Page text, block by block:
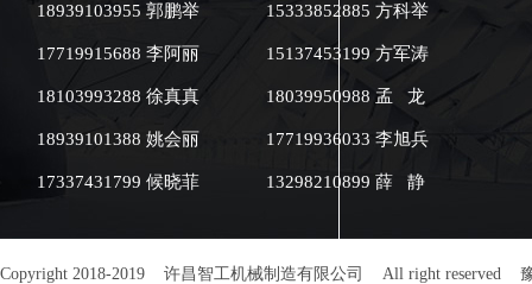
椒、大茴香、小
制。
18939103955 郭鹏举 15333852885 方科举
17719915688 李阿丽 15137453199 方军涛
18103993288 徐真真 18039950988 孟 龙
18939101388 姚会丽 17719936033 李旭兵
17337431799 候晓菲 13298210899 薛 静
Copyright 2018-2019 许昌智工机械制造有限公司 All right reserved